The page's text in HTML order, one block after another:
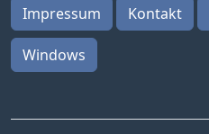
Impressum Kontakt
Windows